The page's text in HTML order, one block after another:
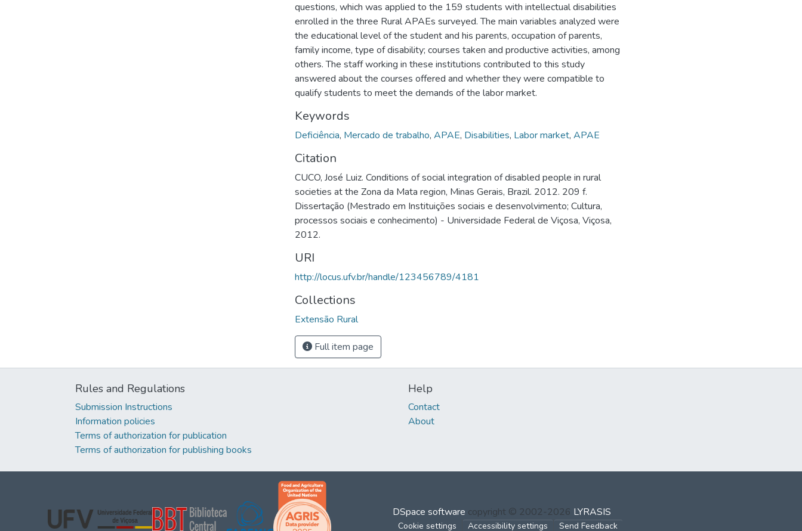
questions, which was applied to the 159 students with intellectual disabilities
enrolled in the three Rural APAEs surveyed. The main variables analyzed were
the educational level of the student and his parents, occupation of parents,
family income, type of disability; courses taken and productive activities, among
others. The staff working in these institutions contributed to this study
answered about the courses offered and whether they were compatible to
qualify students to meet the demands of the labor market.
Keywords
Deficiência, Mercado de trabalho, APAE, Disabilities, Labor market, APAE
Citation
CUCO, José Luiz. Conditions of social integration of disabled people in rural
societies at the Zona da Mata region, Minas Gerais, Brazil. 2012. 209 f.
Dissertação (Mestrado em Instituições sociais e desenvolvimento; Cultura,
processos sociais e conhecimento) - Universidade Federal de Viçosa, Viçosa,
2012.
URI
http://locus.ufv.br/handle/123456789/4181
Collections
Extensão Rural
Full item page
Rules and Regulations
Submission Instructions
Information policies
Terms of authorization for publication
Terms of authorization for publishing books
Help
Contact
About
DSpace software copyright © 2002-2026 LYRASIS
Cookie settings Accessibility settings Send Feedback